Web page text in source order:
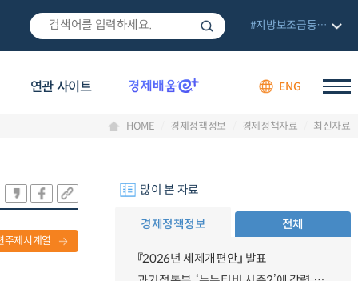
연관 사이트 ENG
#지방보조금통합관리망
HOME 경제정책정보 경제정책자료 최신자료
주제시계열
많이 본 자료
경제정책정보 전체
『2026년 세제개편안』 발표